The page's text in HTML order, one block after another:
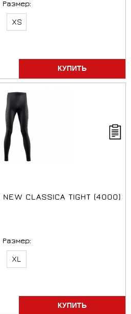
Размер:
XS
CLASSICA TIGHT (4000)
Размер:
XL